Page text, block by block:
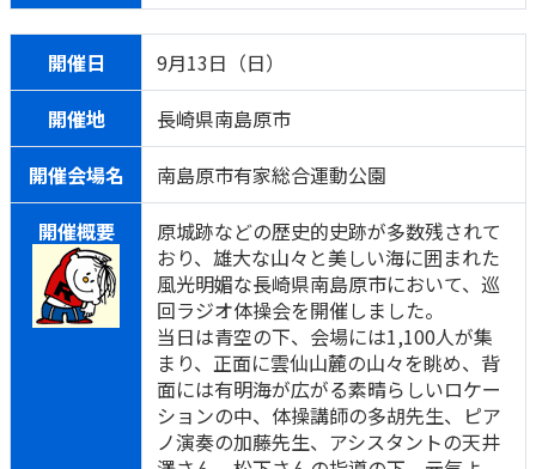
開催日
9月13日（日）
開催地
長崎県南島原市
開催会場名
南島原市有家総合運動公園
開催概要
原城跡などの歴史的史跡が多数残されて
おり、雄大な山々と美しい海に囲まれた
風光明媚な長崎県南島原市において、巡
回ラジオ体操会を開催しました。
当日は青空の下、会場には1,100人が集
まり、正面に雲仙山麓の山々を眺め、背
面には有明海が広がる素晴らしいロケー
ションの中、体操講師の多胡先生、ピア
ノ演奏の加藤先生、アシスタントの天井